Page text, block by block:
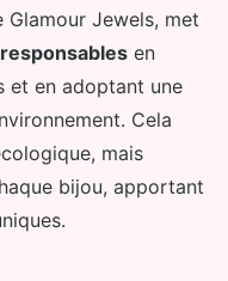
Jewels, met
en
et en adoptant une
Cela
mais
bijou, apportant